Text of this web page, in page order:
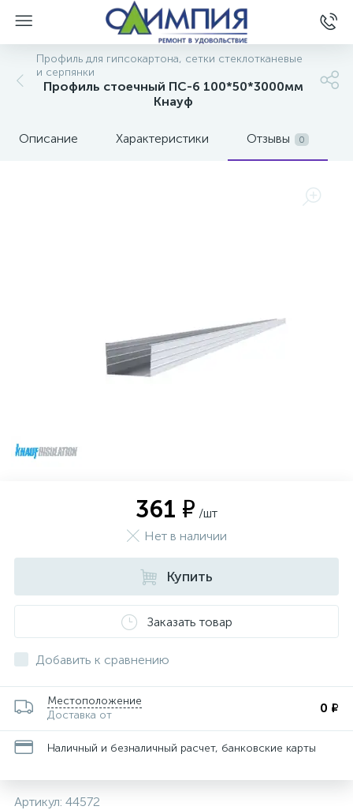
Профиль для гипсокартона, сетки стеклотканевые
и серпянки
Профиль стоечный ПС-6 100*50*3000мм
Кнауф
Описание Характеристики Отзывы 0
361 ₽ /шт
Нет в наличии
Купить
Заказать товар
Добавить к сравнению
Местоположение
Доставка от
0 ₽
Наличный и безналичный расчет, банковские карты
Артикул: 44572